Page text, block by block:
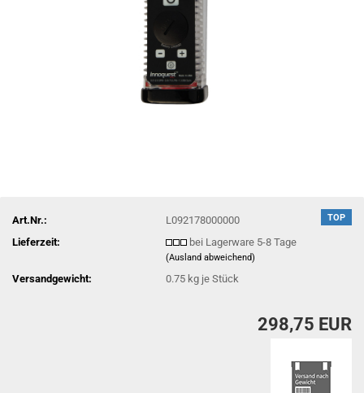
TOP
Art.Nr.:
L092178000000
Lieferzeit:
bei Lagerware 5-8 Tage
(Ausland abweichend)
Versandgewicht: 0.75 kg je Stück
298,75 EUR